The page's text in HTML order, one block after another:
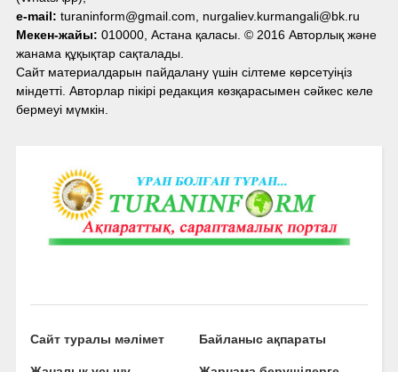
e-mail: turaninform@gmail.com, nurgaliev.kurmangali@bk.ru
Мекен-жайы: 010000, Астана қаласы. © 2016 Авторлық және
жанама құқықтар сақталады.
Сайт материалдарын пайдалану үшін сілтеме көрсетуіңіз
міндетті. Авторлар пікірі редакция көзқарасымен сәйкес келе
бермеуі мүмкін.
Сайт туралы мәлімет Байланыс ақпараты